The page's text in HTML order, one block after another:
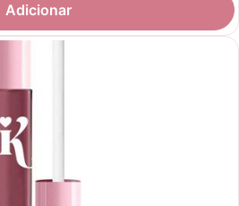
Adicionar